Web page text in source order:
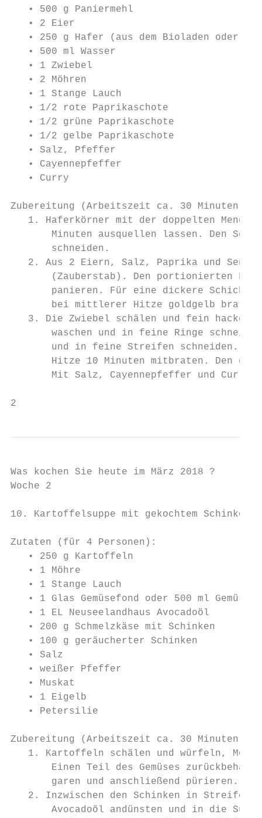
   • 500 g Paniermehl
   • 2 Eier
• 250 g Hafer (aus dem Bioladen oder
   • 500 ml Wasser
   • 1 Zwiebel
   • 2 Möhren
   • 1 Stange Lauch
   • 1/2 rote Paprikaschote
   • 1/2 grüne Paprikaschote
   • 1/2 gelbe Paprikaschote
   • Salz, Pfeffer
   • Cayennepfeffer
   • Curry
Zubereitung (Arbeitszeit ca. 30 Minuten):
1. Haferkörner mit der doppelten Menge
Minuten ausquellen lassen. Den
       schneiden.
2. Aus 2 Eiern, Salz, Paprika und Senf
(Zauberstab). Den portionierten
panieren. Für eine dickere Schicht
       bei mittlerer Hitze goldgelb braten.
3. Die Zwiebel schälen und fein
waschen und in feine Ringe
und in feine Streifen schneiden.
Hitze 10 Minuten mitbraten. Den
Mit Salz, Cayennepfeffer und Curry
2
Was kochen Sie heute im März 2018 ?
Woche 2
10. Kartoffelsuppe mit gekochtem Schinken
Zutaten (für 4 Personen):
   • 250 g Kartoffeln
   • 1 Möhre
   • 1 Stange Lauch
• 1 Glas Gemüsefond oder 500 ml
   • 1 EL Neuseelandhaus Avocadoöl
   • 200 g Schmelzkäse mit Schinken
   • 100 g geräucherter Schinken
   • Salz
   • weißer Pfeffer
   • Muskat
   • 1 Eigelb
   • Petersilie
Zubereitung (Arbeitszeit ca. 30 Minuten):
1. Kartoffeln schälen und würfeln,
Einen Teil des Gemüses
       garen und anschließend pürieren.
2. Inzwischen den Schinken in Streifen
Avocadoöl andünsten und in die